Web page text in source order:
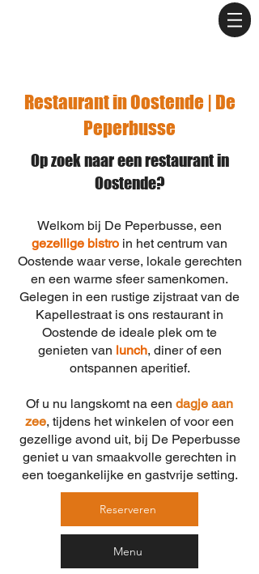
Restaurant in Oostende | De
Peperbusse
Op zoek naar een restaurant in
Oostende?
Welkom bij De Peperbusse, een
gezellige bistro in het centrum van
Oostende waar verse, lokale gerechten
en een warme sfeer samenkomen.
Gelegen in een rustige zijstraat van de
Kapellestraat is ons restaurant in
Oostende de ideale plek om te
genieten van lunch, diner of een
ontspannen aperitief.
Of u nu langskomt na een dagje aan
zee, tijdens het winkelen of voor een
gezellige avond uit, bij De Peperbusse
geniet u van smaakvolle gerechten in
een toegankelijke en gastvrije setting.
Reserveren
Menu